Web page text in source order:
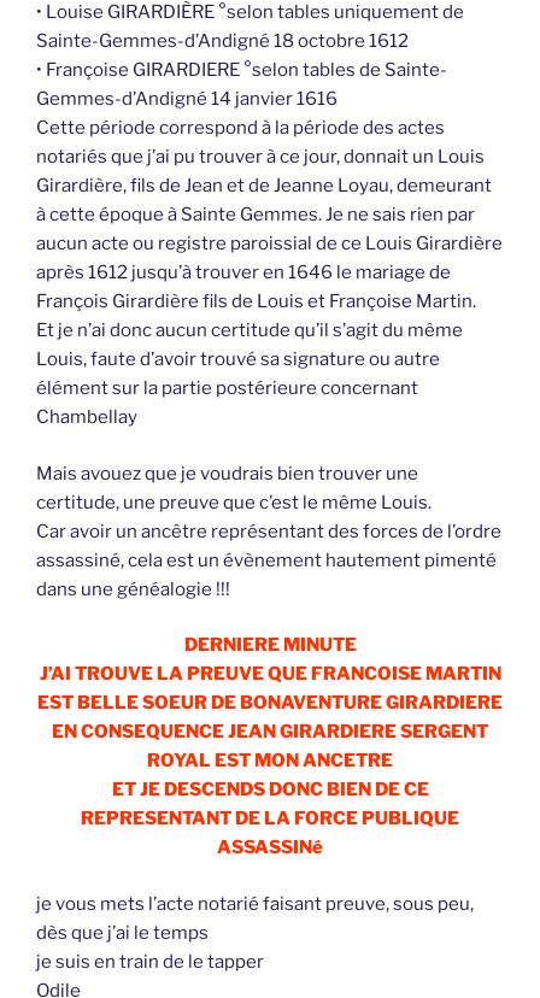
• Louise GIRARDIÈRE °selon tables uniquement de
Sainte-Gemmes-d’Andigné 18 octobre 1612
• Françoise GIRARDIERE °selon tables de Sainte-
Gemmes-d’Andigné 14 janvier 1616
Cette période correspond à la période des actes
notariés que j’ai pu trouver à ce jour, donnait un Louis
Girardière, fils de Jean et de Jeanne Loyau, demeurant
à cette époque à Sainte Gemmes. Je ne sais rien par
aucun acte ou registre paroissial de ce Louis Girardière
après 1612 jusqu’à trouver en 1646 le mariage de
François Girardière fils de Louis et Françoise Martin.
Et je n’ai donc aucun certitude qu’il s’agit du même
Louis, faute d’avoir trouvé sa signature ou autre
élément sur la partie postérieure concernant
Chambellay
Mais avouez que je voudrais bien trouver une
certitude, une preuve que c’est le même Louis.
Car avoir un ancêtre représentant des forces de l’ordre
assassiné, cela est un évènement hautement pimenté
dans une généalogie !!!
DERNIERE MINUTE
J’AI TROUVE LA PREUVE QUE FRANCOISE MARTIN
EST BELLE SOEUR DE BONAVENTURE GIRARDIERE
EN CONSEQUENCE JEAN GIRARDIERE SERGENT
ROYAL EST MON ANCETRE
ET JE DESCENDS DONC BIEN DE CE
REPRESENTANT DE LA FORCE PUBLIQUE
ASSASSINé
je vous mets l’acte notarié faisant preuve, sous peu,
dès que j’ai le temps
je suis en train de le tapper
Odile